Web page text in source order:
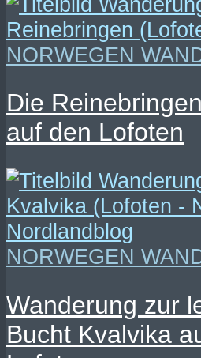
NORWEGEN
Die
auf den Lofoten
NORWEGEN
Wanderung zur
Bucht Kvalvika